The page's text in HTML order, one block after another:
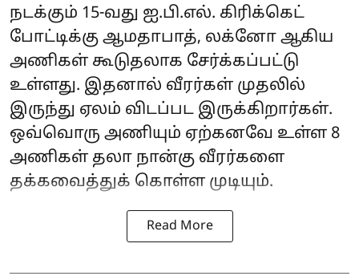
நடக்கும் 15-வது ஐ.பி.எல். கிரிக்கெட்
போட்டிக்கு ஆமதாபாத், லக்னோ ஆகிய
அணிகள் கூடுதலாக சேர்க்கப்பட்டு
உள்ளது. இதனால் வீரர்கள் முதலில்
இருந்து ஏலம் விடப்பட இருக்கிறார்கள்.
ஒவ்வொரு அணியும் ஏற்கனவே உள்ள 8
அணிகள் தலா நான்கு வீரர்களை
தக்கவைத்துக் கொள்ள முடியும்.
Read More